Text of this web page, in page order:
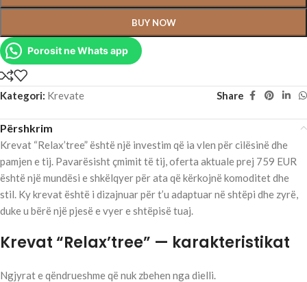
BUY NOW
Porosit ne Whats app
Kategori: Krevate Share
Përshkrim
Krevat “Relax’tree” është një investim që ia vlen për cilësinë dhe
pamjen e tij. Pavarësisht çmimit të tij, oferta aktuale prej 759 EUR
është një mundësi e shkëlqyer për ata që kërkojnë komoditet dhe
stil. Ky krevat është i dizajnuar për t’u adaptuar në shtëpi dhe zyrë,
duke u bërë një pjesë e vyer e shtëpisë tuaj.
Krevat “Relax’tree” — karakteristikat
Ngjyrat e qëndrueshme që nuk zbehen nga dielli.